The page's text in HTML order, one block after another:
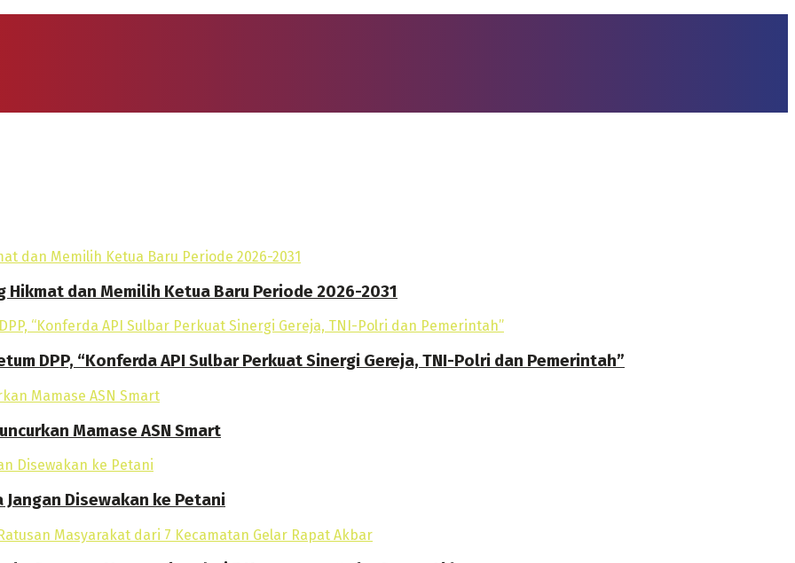
dan Memilih Ketua Baru Periode 2026-2031
DPP, “Konferda API Sulbar Perkuat Sinergi Gereja, TNI-Polri dan Pemerintah”
Mamase ASN Smart
Disewakan ke Petani